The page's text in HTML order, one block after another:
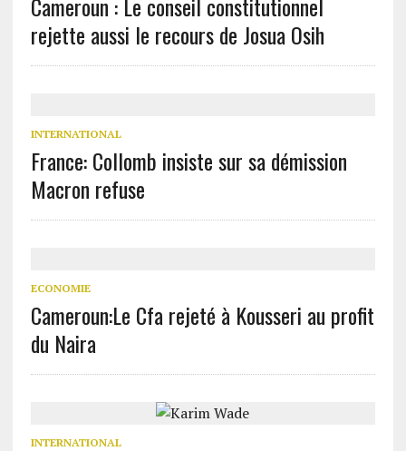
rejette aussi le recours de Josua Osih
INTERNATIONAL
France: Collomb insiste sur sa démission
Macron refuse
ECONOMIE
Cameroun:Le Cfa rejeté à Kousseri au profit
du Naira
INTERNATIONAL